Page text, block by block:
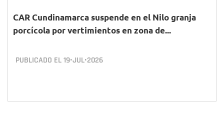
CAR Cundinamarca suspende en el Nilo granja
porcícola por vertimientos en zona de...
PUBLICADO EL19•JUL•2026